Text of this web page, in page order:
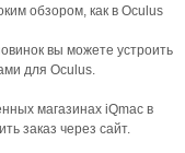
обзором, как в Oculus
вы можете устроить
для Oculus.
магазинах iQmac в
заказ через сайт.⁠